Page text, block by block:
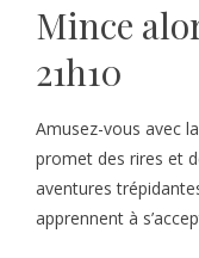
Mince
21h10
Amusez-vous avec
promet des rires et
aventures
apprennent à